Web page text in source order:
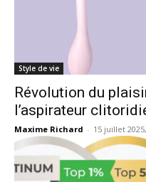
Style de vie
Révolution du
l’aspirateur
Maxime Richard - 15 juillet